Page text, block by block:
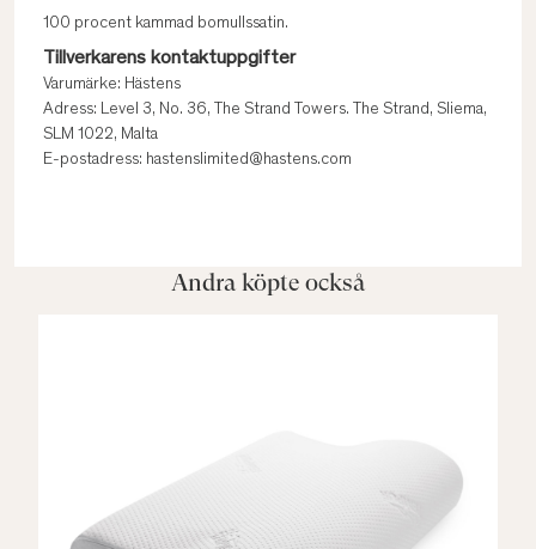
100 procent kammad bomullssatin.
Tillverkarens kontaktuppgifter
Varumärke: Hästens
Adress: Level 3, No. 36, The Strand Towers. The Strand, Sliema,
SLM 1022, Malta
E-postadress: hastenslimited@hastens.com
Andra köpte också